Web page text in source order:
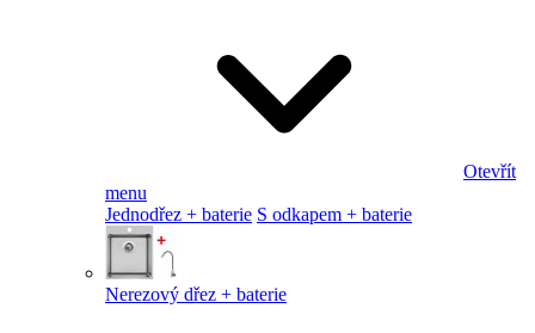
Otevřít
menu
Jednodřez + baterie S odkapem + baterie
Nerezový dřez + baterie